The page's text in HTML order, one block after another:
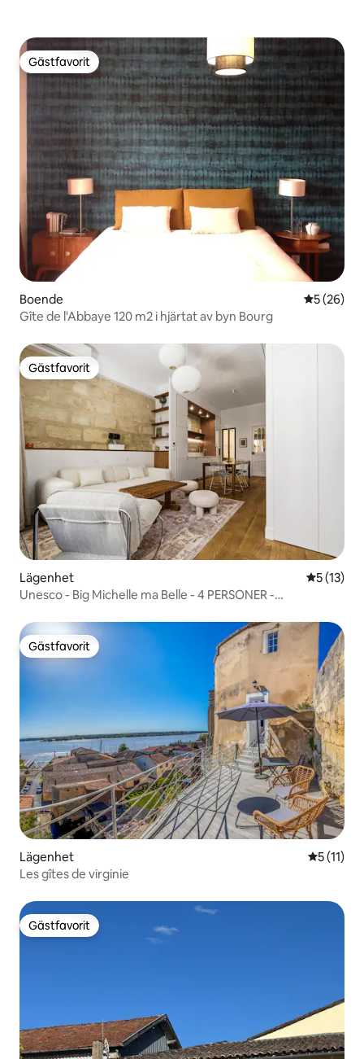
Gästfavorit
Gästfavorit
Boende 5 av 5 i
5 (26)
Gîte de l'Abbaye 120 m2 i hjärtat av byn Bourg
Gästfavorit
Gästfavorit
Lägenhet 5 av 5 i
5 (13)
Unesco - Big Michelle ma Belle - 4 PERSONER -
Gästfavorit
Gästfavorit
Lägenhet 5 av 5 i
5 (11)
Les gîtes de virginie
Gästfavorit
Gästfavorit